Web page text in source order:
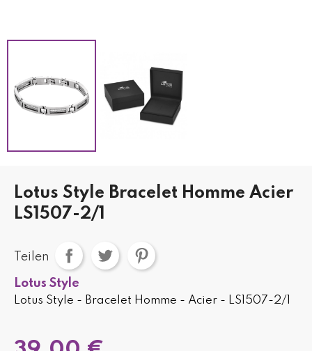
Lotus Style Bracelet Homme Acier
LS1507-2/1
Teilen
Lotus Style
Lotus Style - Bracelet Homme - Acier - LS1507-2/1